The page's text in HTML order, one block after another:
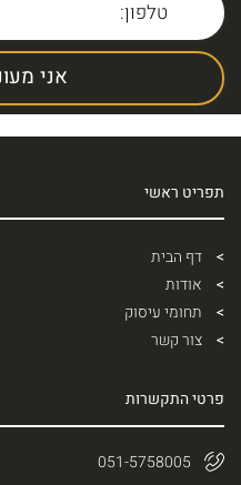
תפריט ראשי
דף הבית
אודות
תחומי עיסוק
צור קשר
פרטי התקשרות
051-5758005